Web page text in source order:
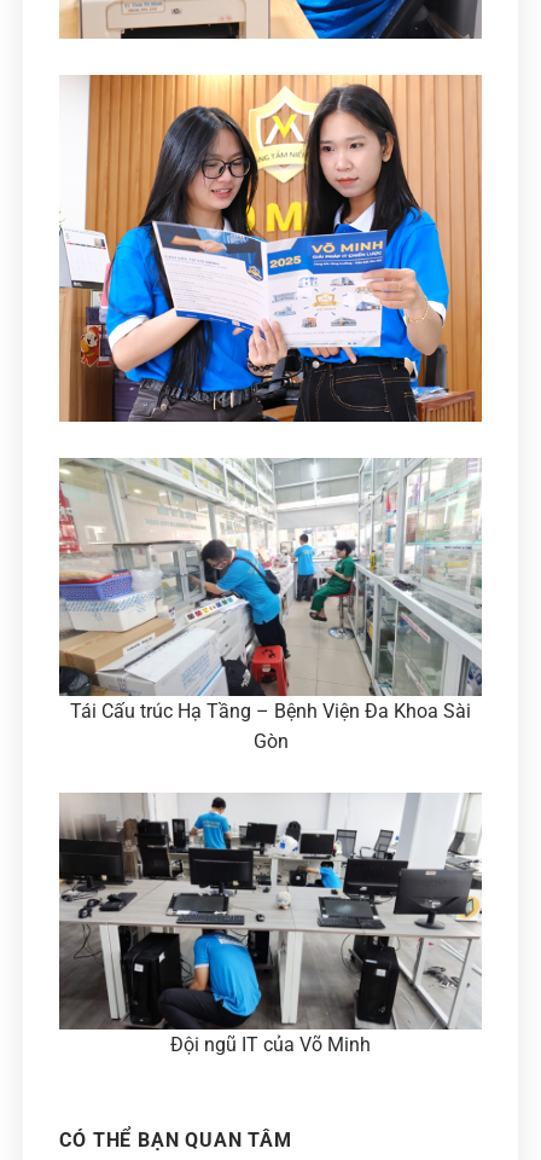
Tái Cấu trúc Hạ Tầng – Bệnh Viện Đa Khoa Sài
Gòn
Đội ngũ IT của Võ Minh
CÓ THỂ BẠN QUAN TÂM